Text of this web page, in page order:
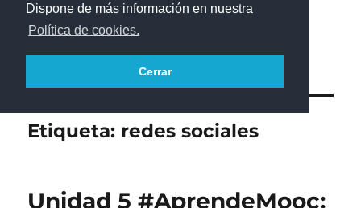
Dispone de más información en nuestra
Política de cookies.
Cerrar
Pensar@tinadamente
Etiqueta: redes sociales
Unidad 5 #AprendeMooc: